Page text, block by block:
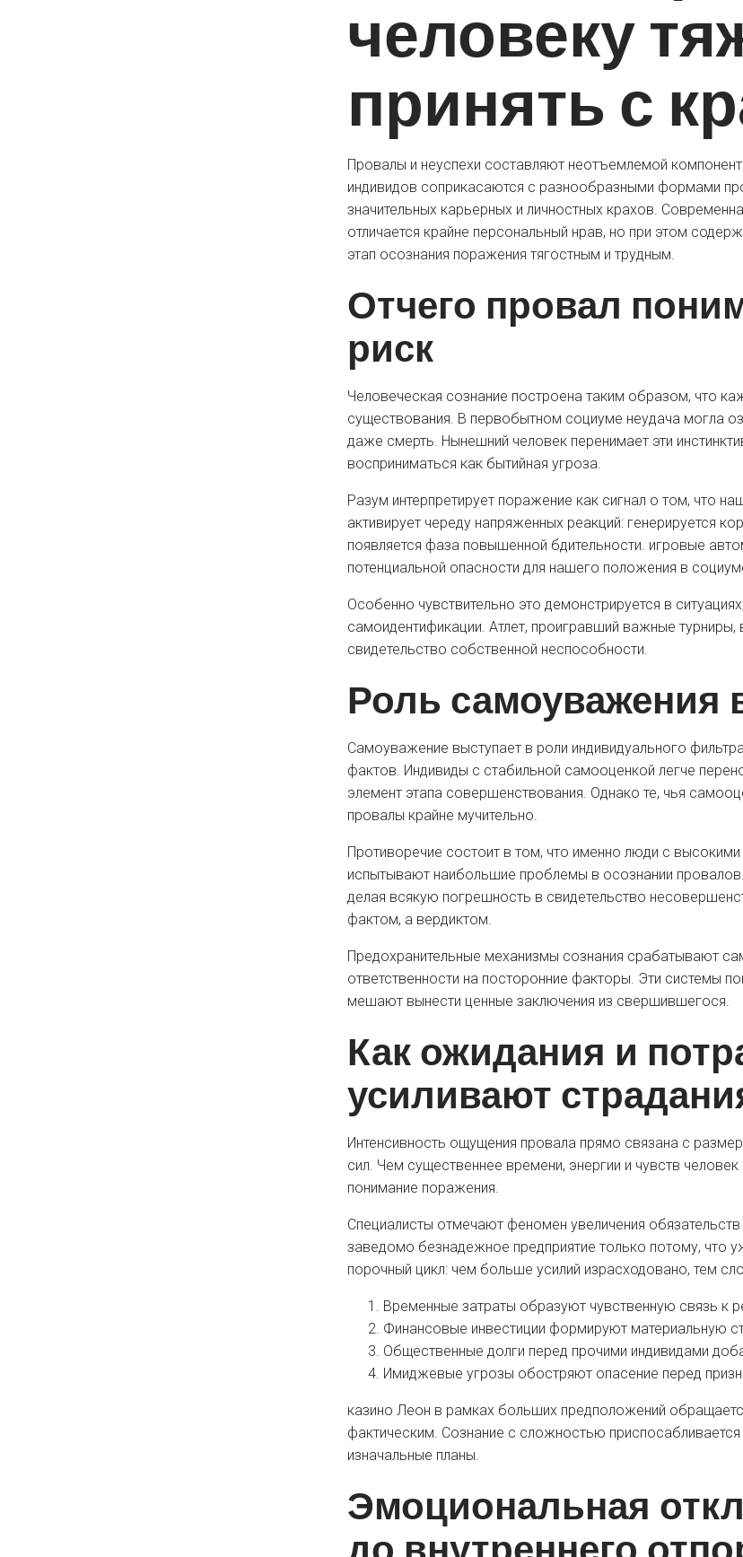
человеку
принять с
Провалы и неуспехи составляют неотъемлемой
индивидов соприкасаются с разнообразными формами
значительных карьерных и личностных крахов.
отличается крайне персональный нрав, но при этом
этап осознания поражения тягостным и трудным.
Отчего провал
риск
Человеческая сознание построена таким образом, что
существования. В первобытном социуме неудача могла
даже смерть. Нынешний человек перенимает эти
восприниматься как бытийная угроза.
Разум интерпретирует поражение как сигнал о том, что
активирует череду напряженных реакций: генерируется
появляется фаза повышенной бдительности. игровые
потенциальной опасности для нашего положения в
Особенно чувствительно это демонстрируется в
самоидентификации. Атлет, проигравший важные
свидетельство собственной неспособности.
Роль самоуважения
Самоуважение выступает в роли индивидуального
фактов. Индивиды с стабильной самооценкой легче
элемент этапа совершенствования. Однако те, чья
провалы крайне мучительно.
Противоречие состоит в том, что именно люди с
испытывают наибольшие проблемы в осознании
делая всякую погрешность в свидетельство
фактом, а вердиктом.
Предохранительные механизмы сознания срабатывают
ответственности на посторонние факторы. Эти системы
мешают вынести ценные заключения из свершившегося.
Как ожидания и
усиливают
Интенсивность ощущения провала прямо связана с
сил. Чем существеннее времени, энергии и чувств
понимание поражения.
Специалисты отмечают феномен увеличения
заведомо безнадежное предприятие только потому,
порочный цикл: чем больше усилий израсходовано, тем
Временные затраты образуют чувственную связь к
Финансовые инвестиции формируют материальную
Общественные долги перед прочими индивидами
Имиджевые угрозы обостряют опасение перед
казино Леон в рамках больших предположений
фактическим. Сознание с сложностью
изначальные планы.
Эмоциональная